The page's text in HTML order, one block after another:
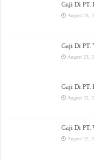
Gaji Di PT.
August 23,
Gaji Di PT.
August 23,
Gaji Di PT.
August 22,
Gaji Di PT.
August 22,